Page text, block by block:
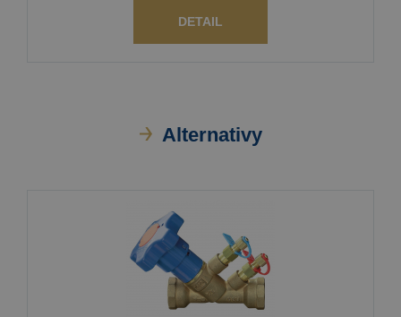
DETAIL
Alternativy